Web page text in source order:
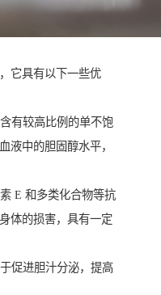
它具有以下一些优
有较高比例的单不饱
液中的胆固醇水平，
E 和多类化合物等抗
体的损害，具有一定
促进胆汁分泌，提高